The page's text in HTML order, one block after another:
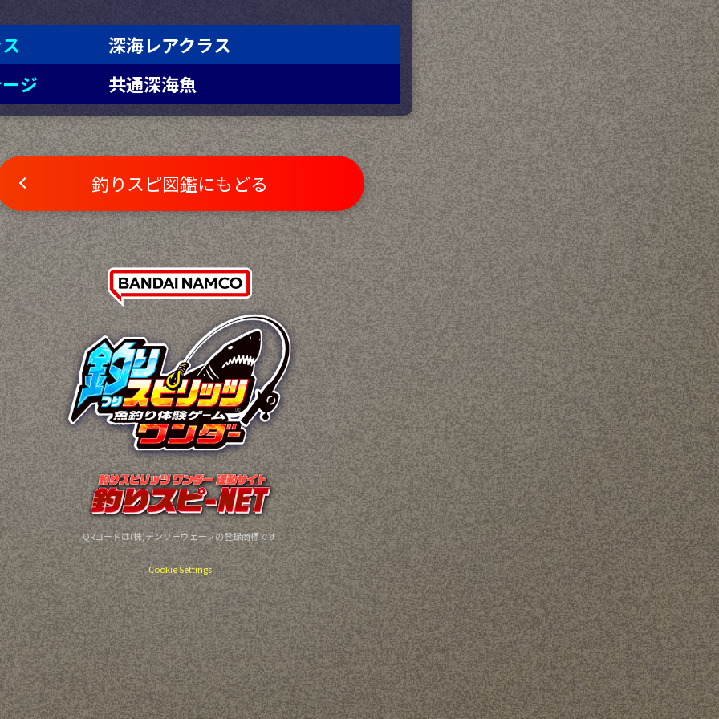
深海レアクラス
ジ
共通深海魚
釣りスピ図鑑にもどる
QRコードは(株)デンソーウェーブの登録商標です
Cookie Settings